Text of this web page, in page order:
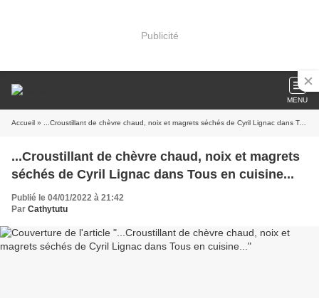
Publicité
MENU
Accueil » ...Croustillant de chèvre chaud, noix et magrets séchés de Cyril Lignac dans Tous en cuisine...
...Croustillant de chèvre chaud, noix et magrets
séchés de Cyril Lignac dans Tous en cuisine...
Publié le 04/01/2022 à 21:42
Par Cathytutu